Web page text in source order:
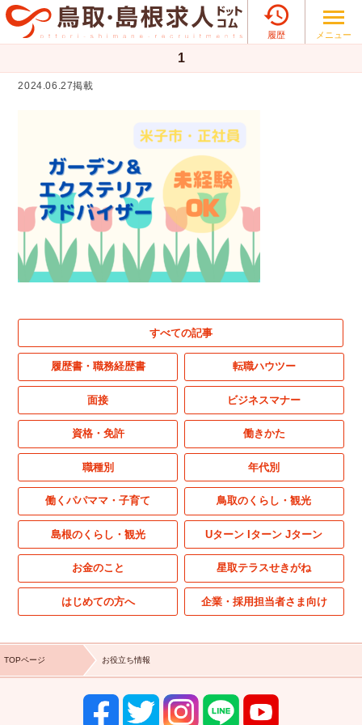

履歴 メニュー
1
2024.06.27掲載
すべての記事
履歴書・職務経歴書 転職ハウツー
面接 ビジネスマナー
資格・免許 働きかた
職種別 年代別
働くパパママ・子育て 鳥取のくらし・観光
島根のくらし・観光 Uターン Iターン Jターン
お金のこと 星取テラスせきがね
はじめての方へ 企業・採用担当者さま向け
TOPページ お役立ち情報